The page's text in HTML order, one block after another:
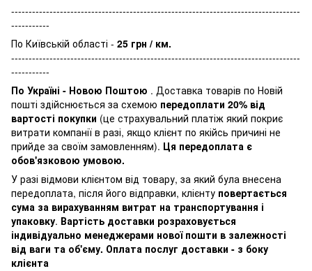
-----------------------------------------------------------------------------------
-----------
По Київській області - 25 грн / км.
-----------------------------------------------------------------------------------
-----------
По Україні - Новою Поштою . Доставка товарів по Новій
пошті здійснюється за схемою передоплати 20% від
вартості покупки (це страхувальний платіж який покриє
витрати компанії в разі, якщо клієнт по якійсь причині не
прийде за своїм замовленням). Ця передоплата є
обов'язковою умовою.
У разі відмови клієнтом від товару, за який була внесена
передоплата, після його відправки, клієнту повертається
сума за вирахуванням витрат на транспортування і
упаковку. Вартість доставки розраховується
індивідуально менеджерами нової пошти в залежності
від ваги та об'єму. Оплата послуг доставки - з боку
клієнта